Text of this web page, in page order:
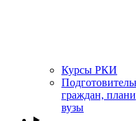
Курсы РКИ
граждан,
вузы